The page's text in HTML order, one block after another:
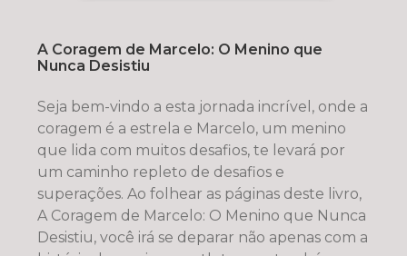
A Coragem de Marcelo: O Menino que
Nunca Desistiu
Seja bem-vindo a esta jornada incrível, onde a
coragem é a estrela e Marcelo, um menino
que lida com muitos desafios, te levará por
um caminho repleto de desafios e
superações. Ao folhear as páginas deste livro,
A Coragem de Marcelo: O Menino que Nunca
Desistiu, você irá se deparar não apenas com a